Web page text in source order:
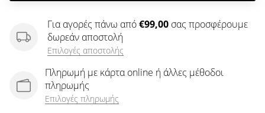
Για αγορές πάνω από€99,00 σας προσφέρουμε
δωρεάν αποστολή
Επιλογές αποστολής
Πληρωμή με κάρτα online ή άλλες μέθοδοι
πληρωμής
Επιλογές πληρωμής